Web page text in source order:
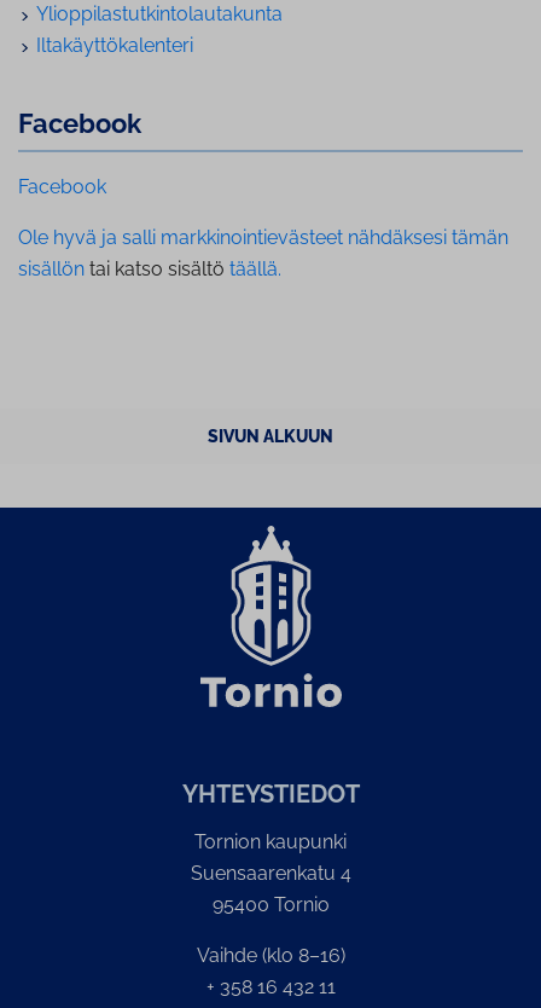
Ylioppilastutkintolautakunta
Iltakäyttökalenteri
Facebook
Facebook
Ole hyvä ja salli markkinointievästeet nähdäksesi tämän
sisällön tai katso sisältö täällä.
SIVUN ALKUUN
YH­TEYS­TIE­DOT
Tornion kaupunki
Suensaarenkatu 4
95400 Tornio
Vaihde (klo 8–16)
+ 358 16 432 11